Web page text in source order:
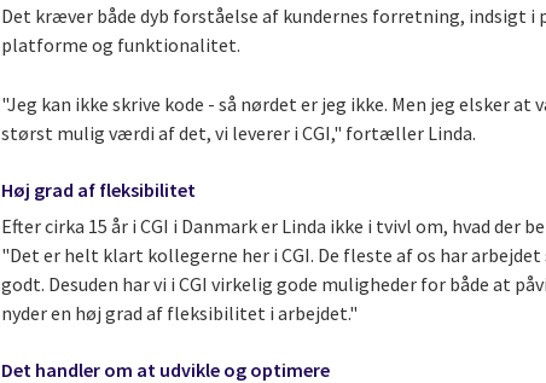
Det kræver både dyb forståelse af kundernes forretning, indsigt i
platforme og funktionalitet.
"Jeg kan ikke skrive kode - så nørdet er jeg ikke. Men jeg elsker
størst mulig værdi af det, vi leverer i CGI," fortæller Linda.
Høj grad af fleksibilitet
Efter cirka 15 år i CGI i Danmark er Linda ikke i tvivl om, hvad der
"Det er helt klart kollegerne her i CGI. De fleste af os har
godt. Desuden har vi i CGI virkelig gode muligheder for både at
nyder en høj grad af fleksibilitet i arbejdet."
Det handler om at udvikle og optimere